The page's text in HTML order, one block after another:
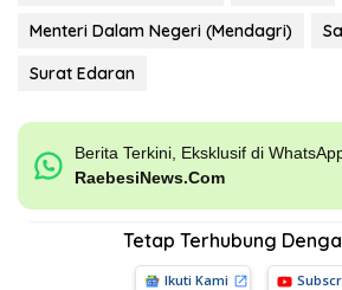
Menteri Dalam Negeri (Mendagri)
Surat Edaran
Berita Terkini, Eksklusif di
RaebesiNews.Com
Tetap Terhubung
Ikuti Kami